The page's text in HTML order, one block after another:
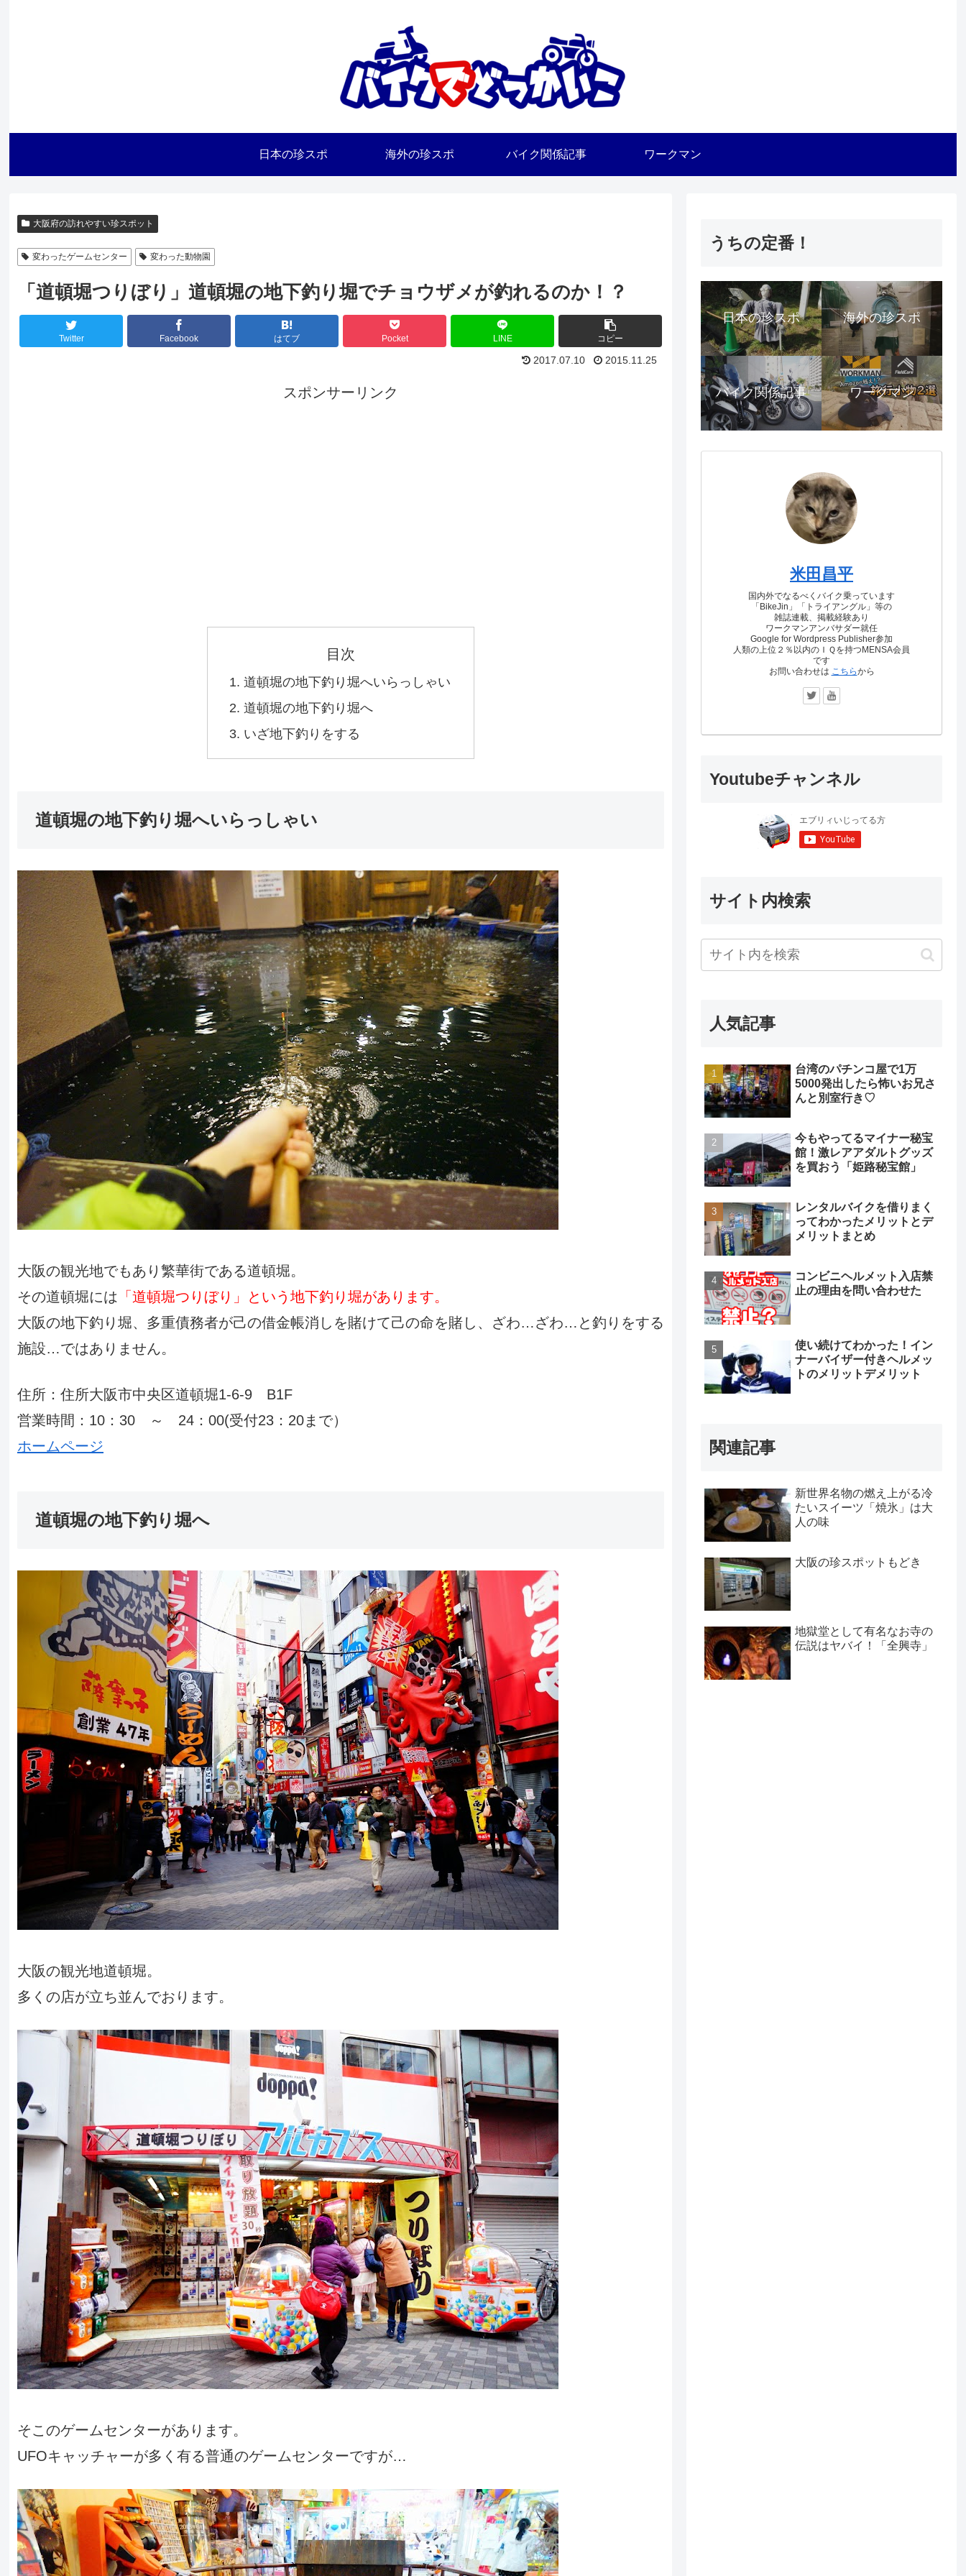
日本の珍スポ 海外の珍スポ バイク関係記事 ワークマン
大阪府の訪れやすい珍スポット
変わったゲームセンター 変わった動物園
「道頓堀つりぼり」道頓堀の地下釣り堀でチョウザメが釣れるのか！？
Twitter Facebook はてブ Pocket LINE コピー
2017.07.10 2015.11.25
スポンサーリンク
目次
道頓堀の地下釣り堀へいらっしゃい
道頓堀の地下釣り堀へ
いざ地下釣りをする
道頓堀の地下釣り堀へいらっしゃい
大阪の観光地でもあり繁華街である道頓堀。
その道頓堀には 「道頓堀つりぼり」という地下釣り堀があります。
大阪の地下釣り堀、多重債務者が己の借金帳消しを賭けて己の命を賭し、ざわ…ざわ…と釣りをする
施設…ではありません。
住所：住所大阪市中央区道頓堀1-6-9 B1F
営業時間：10：30 ～ 24：00(受付23：20まで）
ホームページ
道頓堀の地下釣り堀へ
大阪の観光地道頓堀。
多くの店が立ち並んでおります。
そこのゲームセンターがあります。
UFOキャッチャーが多く有る普通のゲームセンターですが…
うちの定番！
日本の珍スポ 海外の珍スポ
バイク関係記事 ワークマン
米田昌平
国内外でなるべくバイク乗っています
「BikeJin」「トライアングル」等の
雑誌連載、掲載経験あり
ワークマンアンバサダー就任
Google for Wordpress Publisher参加
人類の上位２％以内のＩＱを持つMENSA会員
です
お問い合わせは こちらから
Youtubeチャンネル
サイト内検索
人気記事
台湾のパチンコ屋で1万
5000発出したら怖いお兄さ
んと別室行き♡
今もやってるマイナー秘宝
館！激レアアダルトグッズ
を買おう「姫路秘宝館」
レンタルバイクを借りまく
ってわかったメリットとデ
メリットまとめ
コンビニヘルメット入店禁
止の理由を問い合わせた
使い続けてわかった！イン
ナーバイザー付きヘルメッ
トのメリットデメリット
関連記事
新世界名物の燃え上がる冷
たいスイーツ「焼氷」は大
人の味
大阪の珍スポットもどき
地獄堂として有名なお寺の
伝説はヤバイ！「全興寺」